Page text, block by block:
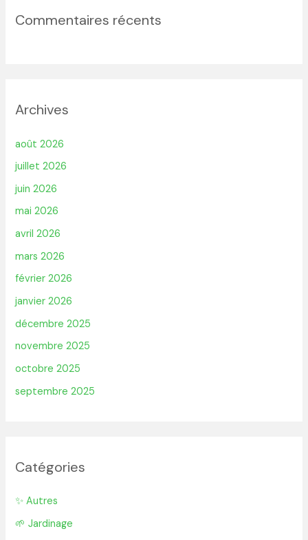
Commentaires récents
Archives
août 2026
juillet 2026
juin 2026
mai 2026
avril 2026
mars 2026
février 2026
janvier 2026
décembre 2025
novembre 2025
octobre 2025
septembre 2025
Catégories
✨ Autres
🌱 Jardinage